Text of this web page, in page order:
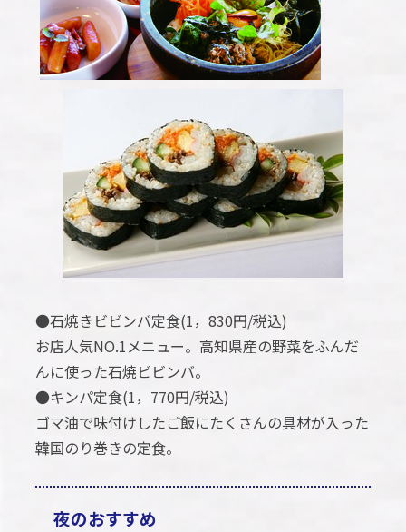
●石焼きビビンバ定食(1，830円/税込)
お店人気NO.1メニュー。高知県産の野菜をふんだ
んに使った石焼ビビンバ。
●キンパ定食(1，770円/税込)
ゴマ油で味付けしたご飯にたくさんの具材が入った
韓国のり巻きの定食。
夜のおすすめ